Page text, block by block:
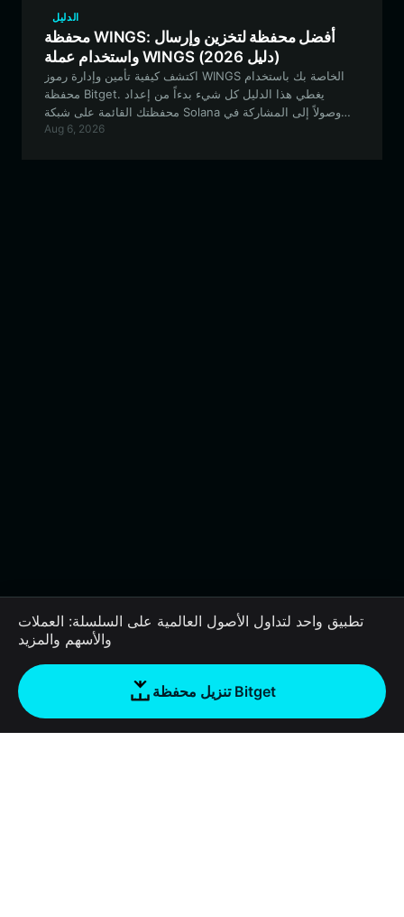
الدليل
محفظة WINGS: أفضل محفظة لتخزين وإرسال
واستخدام عملة WINGS (دليل 2026)
اكتشف كيفية تأمين وإدارة رموز WINGS الخاصة بك باستخدام
محفظة Bitget. يغطي هذا الدليل كل شيء بدءاً من إعداد
محفظتك القائمة على شبكة Solana وصولاً إلى المشاركة في
نظام Wingbits DePIN البيئي للحصول على مكافآت تتبع الرحلات
Aug 6, 2026
تطبيق واحد لتداول الأصول العالمية على السلسلة: العملات
والأسهم والمزيد
تنزيل محفظة Bitget